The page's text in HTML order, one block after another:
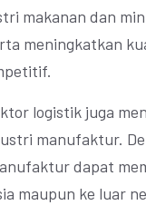
makanan dan
meningkatkan
logistik juga
manufaktur.
dapat
maupun ke luar